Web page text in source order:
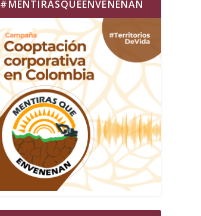
#MENTIRASQUEENVENENAN